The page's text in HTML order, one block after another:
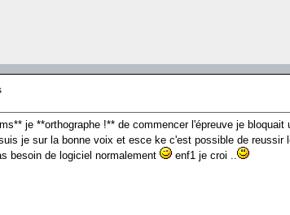
je **orthographe !** de commencer l'épreuve je
je sur la bonne voix et esce ke c'est possible de
besoin de logiciel normalement
enf1 je croi ..